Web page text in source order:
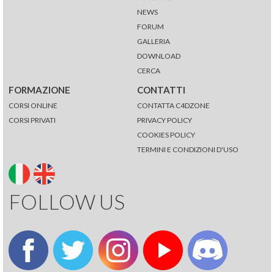
NEWS
FORUM
GALLERIA
DOWNLOAD
CERCA
FORMAZIONE
CORSI ONLINE
CORSI PRIVATI
CONTATTI
CONTATTA C4DZONE
PRIVACY POLICY
COOKIES POLICY
TERMINI E CONDIZIONI D'USO
FOLLOW US